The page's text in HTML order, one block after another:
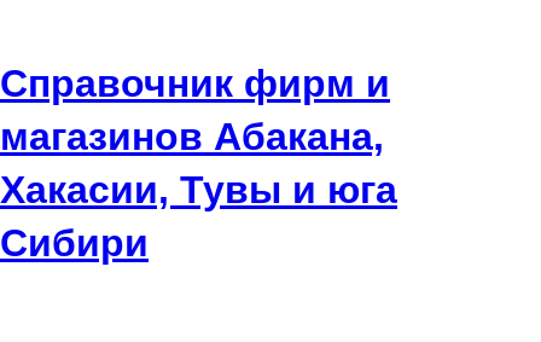
Справочник фирм и
магазинов Абакана,
Хакасии, Тувы и юга
Сибири